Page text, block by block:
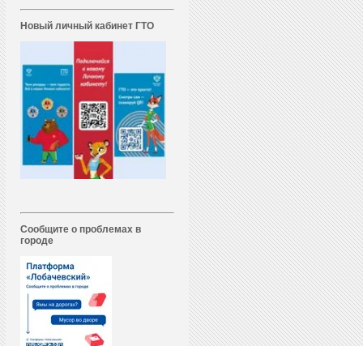
Новый личный кабинет ГТО
Сообщите о проблемах в
городе